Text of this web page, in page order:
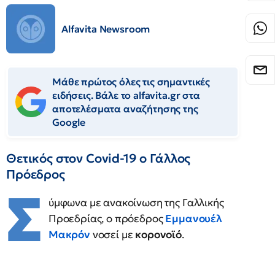
Alfavita Newsroom
Μάθε πρώτος όλες τις σημαντικές
ειδήσεις. Βάλε το alfavita.gr στα
αποτελέσματα αναζήτησης της
Google
Θετικός στον Covid-19 ο Γάλλος
Πρόεδρος
Σ
ύμφωνα με ανακοίνωση της Γαλλικής
Προεδρίας, ο πρόεδροςΕμμανουέλ
Μακρόν νοσεί με κορονοϊό.